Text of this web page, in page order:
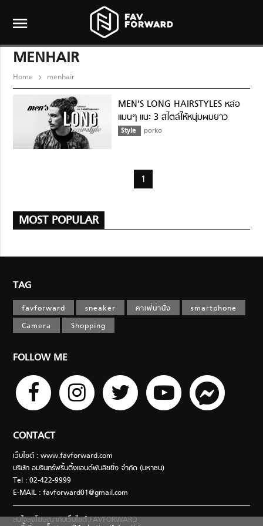
menu
MENHAIR
Home menhair
MEN’S LONG HAIRSTYLES หล่อ
แมนๆ แนะ 3 สไตล์ให้หนุ่มผมยาว
Style porko
1
MOST POPULAR
TAG
favforward sneaker คาเฟ่น่านั่ง
smartphone
Camera
Shopping
FOLLOW ME
CONTACT
เว็บไซต์ : www.favforward.com
บริษัท อมรินทร์พริ้นติ้งแอนด์พับลิชชิ่ง จำกัด (มหาชน)
Tel : 02-422-9999
E-MAIL :favforward01@gmail.com
สนใจลงโฆษณากับเว็บไซต์ FAVFORWARD